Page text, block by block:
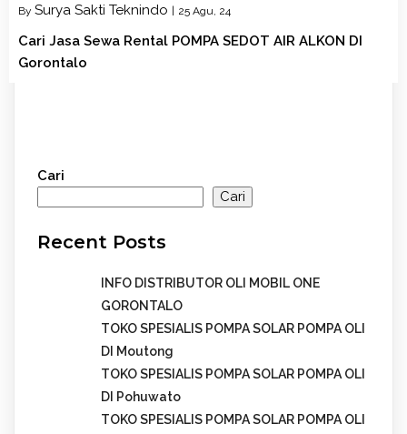
By Surya Sakti Teknindo | 25 Agu, 24
Cari Jasa Sewa Rental POMPA SEDOT AIR ALKON DI
Gorontalo
Cari
Cari
Recent Posts
INFO DISTRIBUTOR OLI MOBIL ONE
GORONTALO
TOKO SPESIALIS POMPA SOLAR POMPA OLI
DI Moutong
TOKO SPESIALIS POMPA SOLAR POMPA OLI
DI Pohuwato
TOKO SPESIALIS POMPA SOLAR POMPA OLI